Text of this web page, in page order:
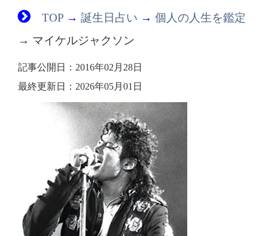
TOP → 誕生日占い → 個人の人生を鑑定
→ マイケルジャクソン
記事公開日：2016年02月28日
最終更新日：2026年05月01日